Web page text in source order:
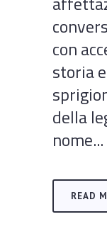
con
storia
della
nome...
READ